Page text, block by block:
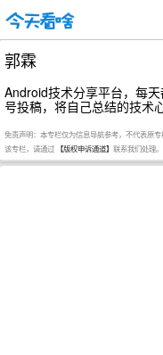
郭霖
Android技术分享平台，每
号投稿，将自己总结的技术
免责声明：本专栏仅为信息导航参考，不代表原
该专栏，请通过 【版权申诉通道】 联系我们处理。